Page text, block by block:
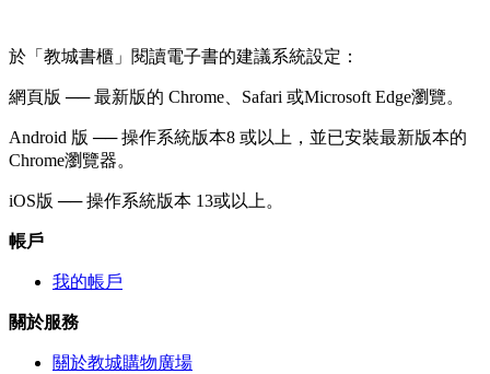
於「教城書櫃」閱讀電子書的建議系統設定：
網頁版 ── 最新版的 Chrome、Safari 或Microsoft Edge瀏覽。
Android 版 ── 操作系統版本8 或以上，並已安裝最新版本的
Chrome瀏覽器。
iOS版 ── 操作系統版本 13或以上。
帳戶
我的帳戶
關於服務
關於教城購物廣場